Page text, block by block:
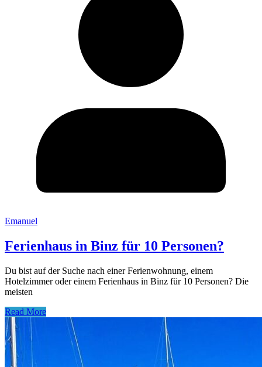
Emanuel
Ferienhaus in Binz für 10 Personen?
Du bist auf der Suche nach einer Ferienwohnung, einem
Hotelzimmer oder einem Ferienhaus in Binz für 10 Personen? Die
meisten
Read More